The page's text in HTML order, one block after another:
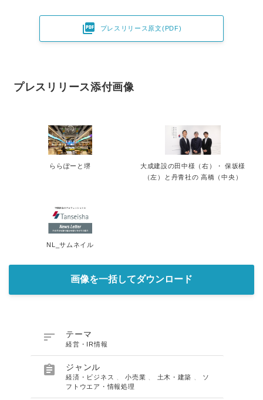
 プレスリリース原文(PDF)
プレスリリース添付画像
ららぽーと堺
大成建設の田中様（右）・ 保坂様
（左）と丹青社の 高橋（中央）
NL_サムネイル
画像を一括してダウンロード
 テーマ
経営・IR情報
 ジャンル
経済・ビジネス 、小売業 土木・建築
ソ
フトウエア・情報処理